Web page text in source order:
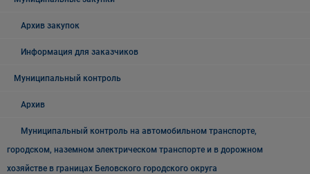
Архив закупок
Информация для заказчиков
Муниципальный контроль
Архив
Муниципальный контроль на автомобильном транспорте,
городском, наземном электрическом транспорте и в дорожном
хозяйстве в границах Беловского городского округа